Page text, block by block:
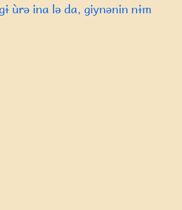
ùrə ina lə da, giynənin nɨm